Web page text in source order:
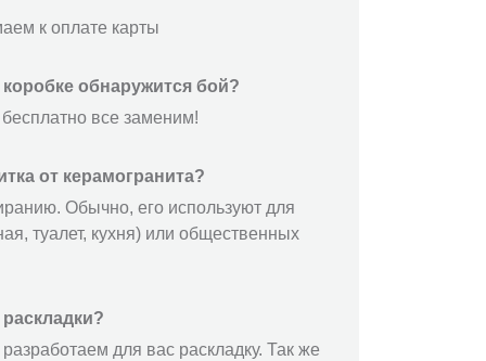
к оплате карты
обнаружится бой?
все заменим!
от керамогранита?
Обычно, его используют для
туалет, кухня) или общественных
для вас раскладку. Так же